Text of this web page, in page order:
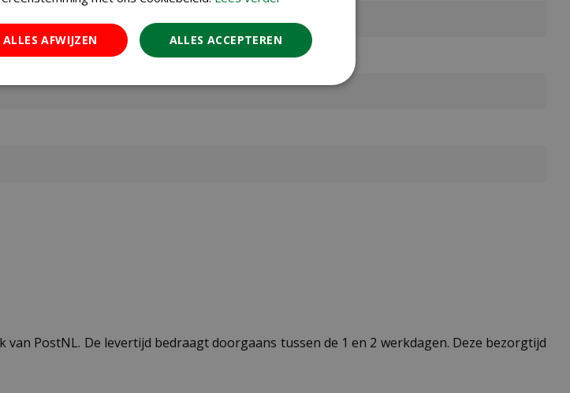
PostNL. De levertijd bedraagt doorgaans tussen de 1 en 2 werkdagen. Deze bezorgtijd
ALLES ACCEPTEREN
ALLES AFWIJZEN